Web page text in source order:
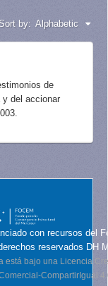
by: Alphabetic
de
del accionar
con recursos del
reservados DH
está bajo una Licencia
CompartirIgual